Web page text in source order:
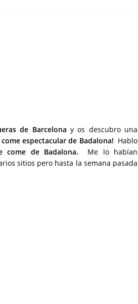
de Barcelona y os descubro una
espectacular de Badalona! Hablo
come de Badalona. Me lo habían
sitios pero hasta la semana pasada